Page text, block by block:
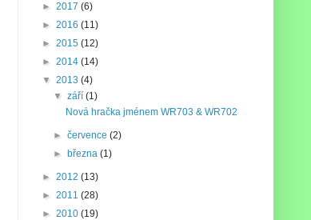
► 2017 (6)
► 2016 (11)
► 2015 (12)
► 2014 (14)
▼ 2013 (4)
▼září(1)
Nová hračka jménem WR703 & WR702
►července(2)
► března(1)
► 2012 (13)
► 2011 (28)
► 2010 (19)